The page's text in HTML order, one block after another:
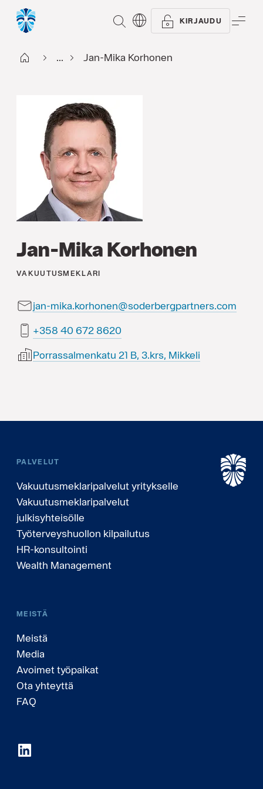
ETSI KIRJAUDU
Start FI ... Jan-Mika Korhonen
Jan-Mika Korhonen
VAKUUTUSMEKLARI
jan-mika.korhonen@soderbergpartners.com
0268 276 04 853+
Porrassalmenkatu 21 B, 3.krs, Mikkeli
PALVELUT
Vakuutusmeklaripalvelut yritykselle
Vakuutusmeklaripalvelut
julkisyhteisölle
Työterveyshuollon kilpailutus
HR-konsultointi
Wealth Management
MEISTÄ
Meistä
Media
Avoimet työpaikat
Ota yhteyttä
FAQ